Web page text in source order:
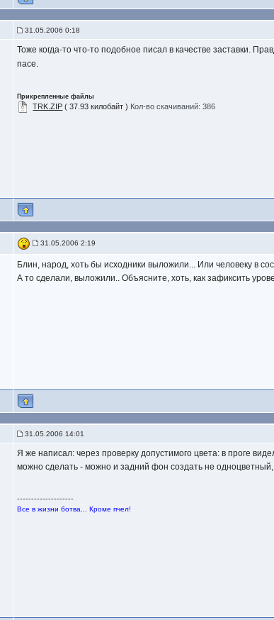
31.05.2006 0:18
Тоже когда-то что-то подобное писал в качестве заставки.
пасе.
Прикрепленные файлы
TRK.ZIP ( 37.93 килобайт ) Кол-во скачиваний: 386
31.05.2006 2:19
Блин, народ, хоть бы исходники выложили... Или человеку в
А то сделали, выложили.. Объясните, хоть, как зафиксить
31.05.2006 14:01
Я же написал: через проверку допустимого цвета: в проге
можно сделать - можно и задний фон создать не
--------------------
Все в жизни ботва... Кроме пчел!